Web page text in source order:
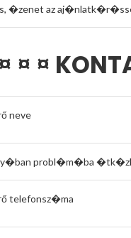
�zenet az
¤ ¤ ¤
neve
probl�m�ba
telefonsz�ma